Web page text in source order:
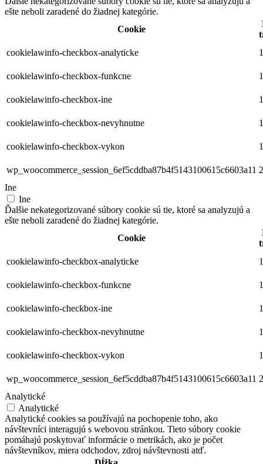
ešte neboli zaradené do žiadnej kategórie.
Cookie
cookielawinfo-checkbox-analyticke
cookielawinfo-checkbox-funkcne
cookielawinfo-checkbox-ine
cookielawinfo-checkbox-nevyhnutne
cookielawinfo-checkbox-vykon
wp_woocommerce_session_6ef5cddba87b4f5143100615c6603a11
Ine
Ine
Ďalšie nekategorizované súbory cookie sú tie, ktoré sa analyzujú a
ešte neboli zaradené do žiadnej kategórie.
Cookie
cookielawinfo-checkbox-analyticke
cookielawinfo-checkbox-funkcne
cookielawinfo-checkbox-ine
cookielawinfo-checkbox-nevyhnutne
cookielawinfo-checkbox-vykon
wp_woocommerce_session_6ef5cddba87b4f5143100615c6603a11
Analytické
Analytické
Analytické cookies sa používajú na pochopenie toho, ako
návštevníci interagujú s webovou stránkou. Tieto súbory cookie
pomáhajú poskytovať informácie o metrikách, ako je počet
návštevníkov, miera odchodov, zdroj návštevnosti atď.